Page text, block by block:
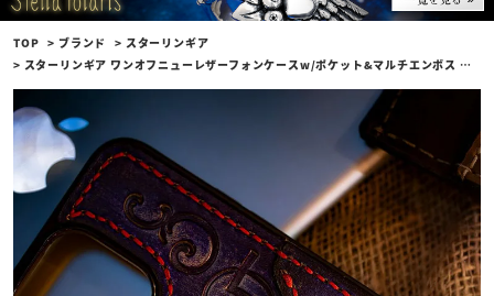
TOP ブランド
スターリンギア
スターリンギア ワンオフニューレザーフォンケースw/ポケット&マルチエンボス ブルーパープル s000117274（iPhone14ProMax対応）